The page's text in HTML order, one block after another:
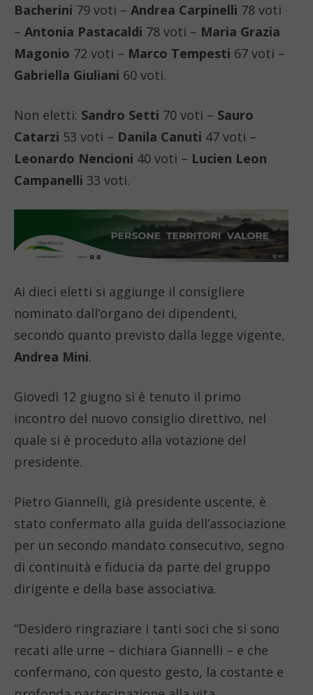
Bacherini 79 voti – Andrea Carpinelli 78 voti
– Antonia Pastacaldi 78 voti – Maria Grazia
Magonio 72 voti – Marco Tempesti 67 voti –
Gabriella Giuliani 60 voti.
Non eletti: Sandro Setti 70 voti – Sauro
Catarzi 53 voti – Danila Canuti 47 voti –
Leonardo Nencioni 40 voti – Lucien Leon
Campanelli 33 voti.
Ai dieci eletti si aggiunge il consigliere
nominato dall’organo dei dipendenti,
secondo quanto previsto dalla legge vigente,
Andrea Mini.
Giovedì 12 giugno si è tenuto il primo
incontro del nuovo consiglio direttivo, nel
quale si è proceduto alla votazione del
presidente.
Pietro Giannelli, già presidente uscente, è
stato confermato alla guida dell’associazione
per un secondo mandato consecutivo, segno
di continuità e fiducia da parte del gruppo
dirigente e della base associativa.
“Desidero ringraziare i tanti soci che si sono
recati alle urne – dichiara Giannelli – e che
confermano, con questo gesto, la costante e